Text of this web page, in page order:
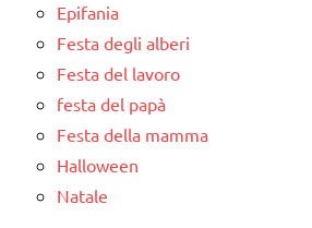
Epifania
Festa degli alberi
Festa del lavoro
festa del papà
Festa della mamma
Halloween
Natale